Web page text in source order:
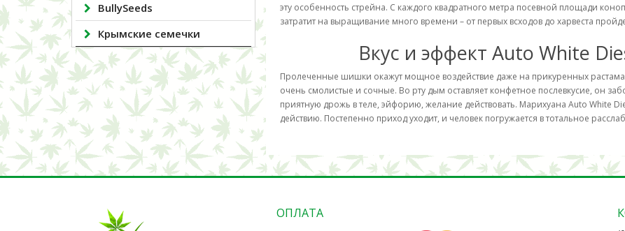
BullySeeds
Крымские семечки
эту особенность стрейна. С каждого квадратного метра посевной площади
затратит на выращивание много времени – от первых всходов до харвеста
Вкус и эффект Auto White
Пролеченные шишки окажут мощное воздействие даже на прикуренных
очень смолистые и сочные. Во рту дым оставляет конфетное послевкусие, он
приятную дрожь в теле, эйфорию, желание действовать. Марихуана Auto White
действию. Постепенно приход уходит, и человек погружается в тотальное
ОПЛАТА